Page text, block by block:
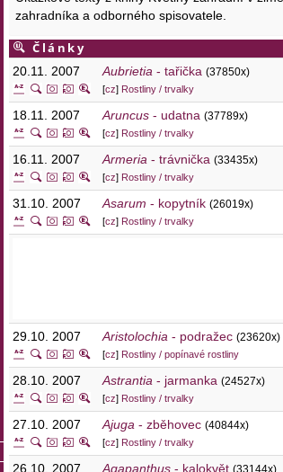
zahradníka a odborného spisovatele.
Články
20.11. 2007 Aubrietia - tařička (37850x)
[cz] Rostliny / trvalky
18.11. 2007 Aruncus - udatna (37789x)
[cz] Rostliny / trvalky
16.11. 2007 Armeria - trávnička (33435x)
[cz] Rostliny / trvalky
31.10. 2007 Asarum - kopytník (26019x)
[cz] Rostliny / trvalky
29.10. 2007 Aristolochia - podražec (23620x)
[cz] Rostliny / popínavé rostliny
28.10. 2007 Astrantia - jarmanka (24527x)
[cz] Rostliny / trvalky
27.10. 2007 Ajuga - zběhovec (40844x)
[cz] Rostliny / trvalky
26.10. 2007 Agapanthus - kalokvět (33144x)